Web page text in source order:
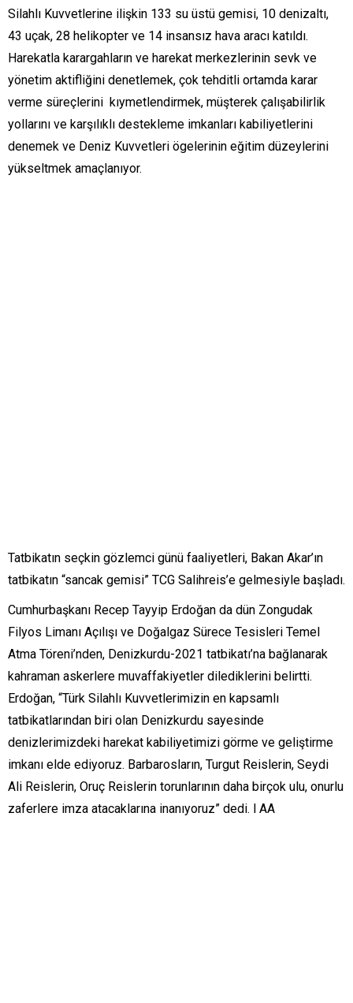
Silahlı Kuvvetlerine ilişkin 133 su üstü gemisi, 10 denizaltı,
43 uçak, 28 helikopter ve 14 insansız hava aracı katıldı.
Harekatla karargahların ve harekat merkezlerinin sevk ve
yönetim aktifliğini denetlemek, çok tehditli ortamda karar
verme süreçlerini kıymetlendirmek, müşterek çalışabilirlik
yollarını ve karşılıklı destekleme imkanları kabiliyetlerini
denemek ve Deniz Kuvvetleri ögelerinin eğitim düzeylerini
yükseltmek amaçlanıyor.
Tatbikatın seçkin gözlemci günü faaliyetleri, Bakan Akar’ın
tatbikatın “sancak gemisi” TCG Salihreis’e gelmesiyle başladı.
Cumhurbaşkanı Recep Tayyip Erdoğan da dün Zongudak
Filyos Limanı Açılışı ve Doğalgaz Sürece Tesisleri Temel
Atma Töreni’nden, Denizkurdu-2021 tatbikatı’na bağlanarak
kahraman askerlere muvaffakiyetler dilediklerini belirtti.
Erdoğan, “Türk Silahlı Kuvvetlerimizin en kapsamlı
tatbikatlarından biri olan Denizkurdu sayesinde
denizlerimizdeki harekat kabiliyetimizi görme ve geliştirme
imkanı elde ediyoruz. Barbarosların, Turgut Reislerin, Seydi
Ali Reislerin, Oruç Reislerin torunlarının daha birçok ulu, onurlu
zaferlere imza atacaklarına inanıyoruz” dedi. l AA